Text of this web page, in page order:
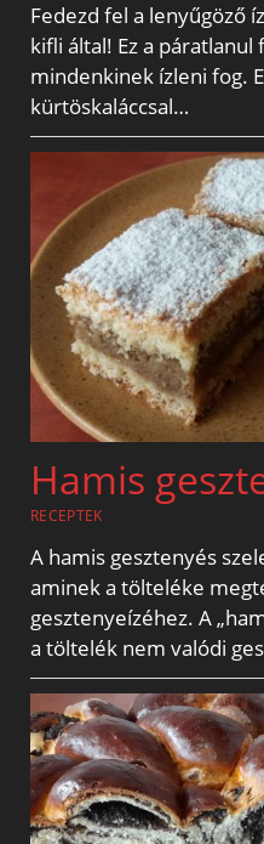
Fedezd fel a lenyűgöző
kifli által! Ez a
mindenkinek ízleni fog.
kürtöskaláccsal…
Hamis
RECEPTEK
A hamis gesztenyés
aminek a tölteléke
gesztenyeízéhez. A
a töltelék nem valódi